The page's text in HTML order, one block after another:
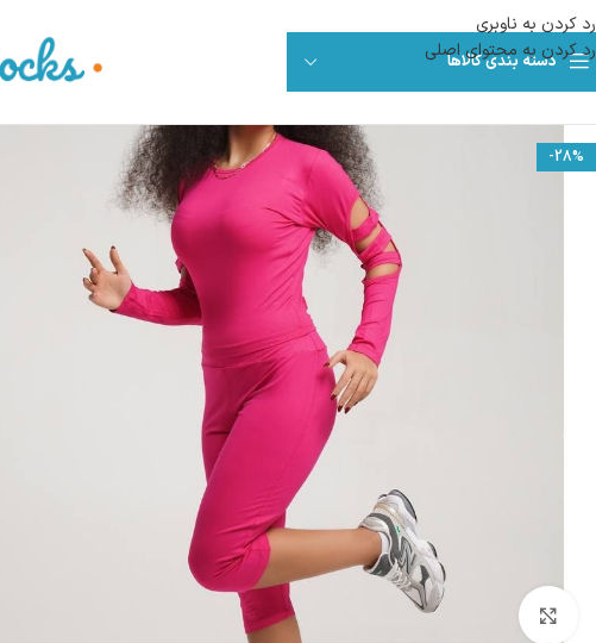
رد کردن به ناوبری
رد کردن به محتوای اصلی
دسته بندی کالاها
-28%
بزرگنمایی تصویر